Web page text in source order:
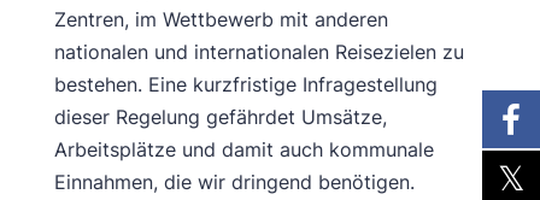
Zentren, im Wettbewerb mit anderen
nationalen und internationalen Reisezielen zu
bestehen. Eine kurzfristige Infragestellung
dieser Regelung gefährdet Umsätze,
Arbeitsplätze und damit auch kommunale
Einnahmen, die wir dringend benötigen.